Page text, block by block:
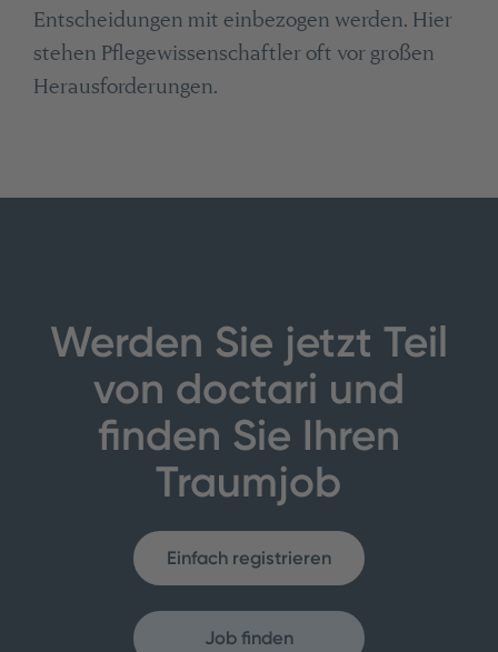
Entscheidungen mit einbezogen werden. Hier
stehen Pflegewissenschaftler oft vor großen
Herausforderungen.
Werden Sie jetzt Teil
von doctari und
finden Sie Ihren
Traumjob
Einfach registrieren
Job finden